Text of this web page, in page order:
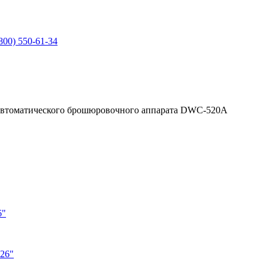
550-61-34
брошюровочного аппарата DWC-520A